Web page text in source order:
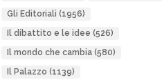
Gli Editoriali (1956)
Il dibattito e le idee (526)
Il mondo che cambia(580)
Il Palazzo (1139)